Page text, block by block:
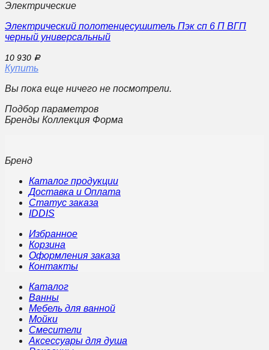
Электрические
Электрический полотенцесушитель Пэк сп 6 П ВГП
черный универсальный
10 930 Р
Купить
Вы пока еще ничего не посмотрели.
Подбор параметров
Бренды Коллекция Форма
Бренд
Каталог продукции
Доставка и Оплата
Статус заказа
IDDIS
Избранное
Корзина
Оформления заказа
Контакты
Каталог
Ванны
Мебель для ванной
Мойки
Смесители
Аксессуары для душа